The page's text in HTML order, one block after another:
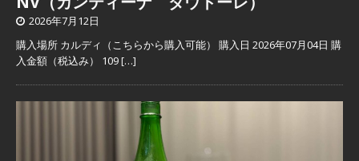
2026年7月12日
購入場所 カルディ（こちらから購入可能） 購入日 2026年07月04日 購
入金額（税込み） 109[…]